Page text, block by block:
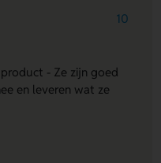
10
- Ze zijn goed
en leveren wat ze